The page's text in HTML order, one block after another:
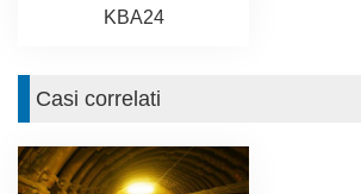
KBA24
Casi correlati